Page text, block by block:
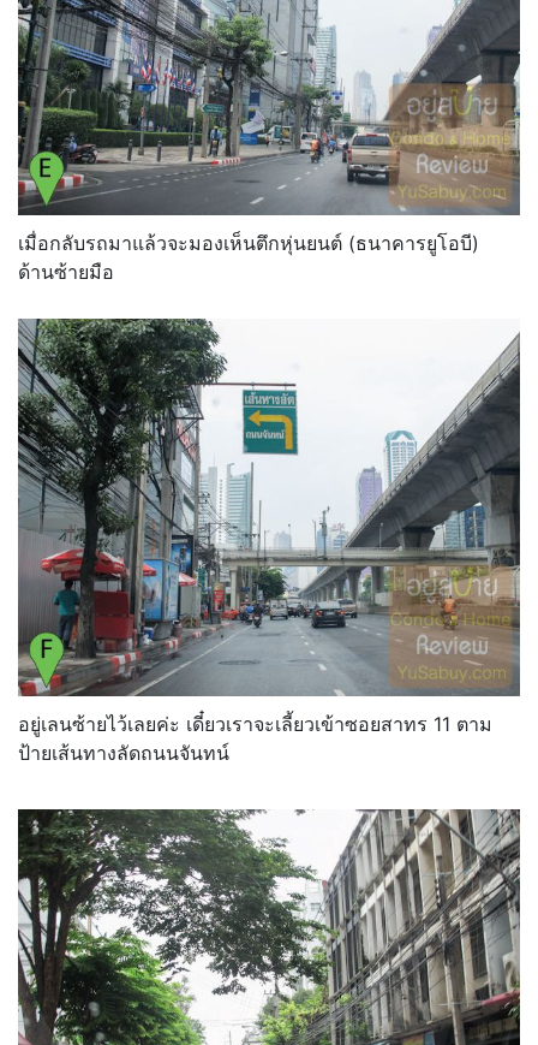
เมื่อกลับรถมาแล้วจะมองเห็นตึกหุ่นยนต์ (ธนาคารยูโอบี)
ด้านซ้ายมือ
อยู่เลนซ้ายไว้เลยค่ะ เดี๋ยวเราจะเลี้ยวเข้าซอยสาทร 11 ตาม
ป้ายเส้นทางลัดถนนจันทน์